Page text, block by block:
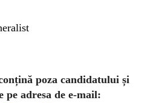
poza candidatului și
pe adresa de e-mail: